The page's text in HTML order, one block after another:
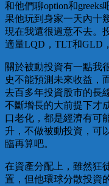
和他們聊option和
果他玩到身家一天內十
現在我還很過意不去。
適量LQD，TLT和GLD
關於被動投資有一點我
史不能預測未來收益，
去百多年投資股市的長
不斷增長的大前提下才
口老化，都是經濟有可
升，不做被動投資，可
臨再算吧。
在資產分配上，雖然狂
置，但他環球分散投資